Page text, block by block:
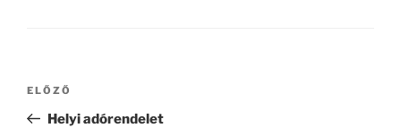
Bejegyzés
Korábbi
bejegyzés
ELŐZŐ
Helyi adórendelet